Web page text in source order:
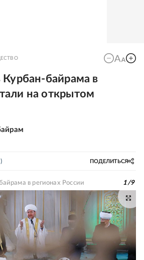
Курбан-байрама в
на открытом
ПОДЕЛИТЬСЯ
в регионах России 1/9